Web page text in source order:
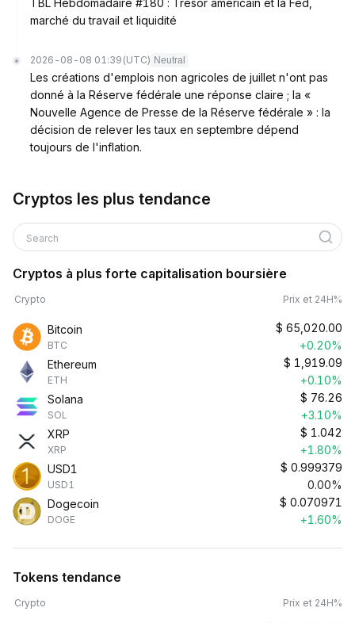
TBL Hebdomadaire #180 : Trésor américain et la Fed,
marché du travail et liquidité
2026-08-08 01:39 (UTC) Neutral
Les créations d'emplois non agricoles de juillet n'ont pas
donné à la Réserve fédérale une réponse claire ; la «
Nouvelle Agence de Presse de la Réserve fédérale » : la
décision de relever les taux en septembre dépend
toujours de l'inflation.
Cryptos les plus tendance
Search
Cryptos à plus forte capitalisation boursière
Crypto Prix et 24H%
Bitcoin
BTC
$ 65,020.00
+0.20%
Ethereum
ETH
$ 1,919.09
+0.10%
Solana
SOL
$ 76.26
+3.10%
XRP
XRP
$ 1.042
+1.80%
USD1
USD1
$ 0.999379
0.00%
Dogecoin
DOGE
$ 0.070971
+1.60%
Tokens tendance
Crypto Prix et 24H%